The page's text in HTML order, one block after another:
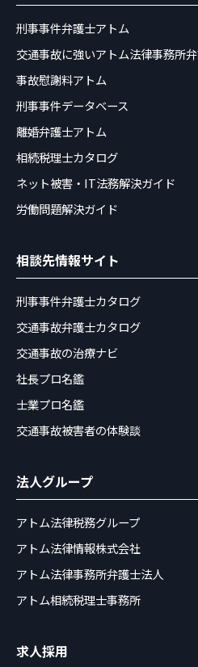
刑事事件弁護士アトム
交通事故に強いアトム法律事務所
事故慰謝料アトム
刑事事件データベース
離婚弁護士アトム
相続税理士カタログ
ネット被害・IT法務解決ガイド
労働問題解決ガイド
相談先情報サイト
刑事事件弁護士カタログ
交通事故弁護士カタログ
交通事故の治療ナビ
社長プロ名鑑
士業プロ名鑑
交通事故被害者の体験談
法人グループ
アトム法律税務グループ
アトム法律情報株式会社
アトム法律事務所弁護士法人
アトム相続税理士事務所
求人採用